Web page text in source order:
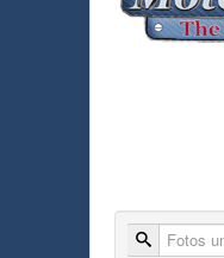
Suche